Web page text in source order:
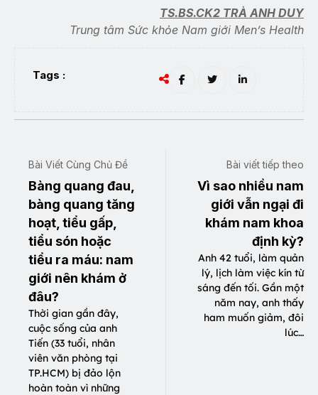
TS.BS.CK2 TRÀ ANH DUY
Trung tâm Sức khỏe Nam giới Men’s Health
Tags :
Bài Viết Cùng Chủ Đề
Bàng quang đau,
bàng quang tăng
hoạt, tiểu gấp,
tiểu són hoặc
tiểu ra máu: nam
giới nên khám ở
đâu?
Thời gian gần đây,
cuộc sống của anh
Tiến (33 tuổi, nhân
viên văn phòng tại
TP.HCM) bị đảo lộn
hoàn toàn vì những
Bài viết tiếp theo
Vì sao nhiều nam
giới vẫn ngại đi
khám nam khoa
định kỳ?
Anh 42 tuổi, làm quản
lý, lịch làm việc kín từ
sáng đến tối. Gần một
năm nay, anh thấy
ham muốn giảm, đôi
lúc…